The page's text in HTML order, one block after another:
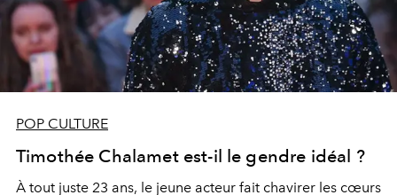
POP CULTURE
Timothée Chalamet est-il le gendre idéal ?
À tout juste 23 ans, le jeune acteur fait chavirer les cœurs